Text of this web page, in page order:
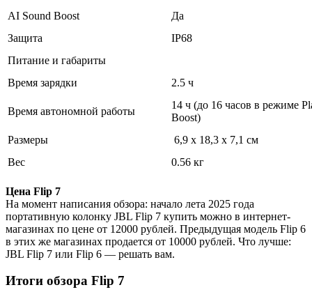
AI Sound Boost
Да
Защита
IP68
Питание и габариты
Время зарядки
2.5 ч
Время автономной работы
14 ч (до 16 часов в режиме
Boost)
Размеры
6,9 х 18,3 х 7,1 см
Вес
0.56 кг
Цена Flip 7
На момент написания обзора: начало лета 2025 года
портативную колонку JBL Flip 7 купить можно в интернет-
магазинах по цене от 12000 рублей. Предыдущая модель Flip 6
в этих же магазинах продается от 10000 рублей. Что лучше:
JBL Flip 7 или Flip 6 — решать вам.
Итоги обзора Flip 7